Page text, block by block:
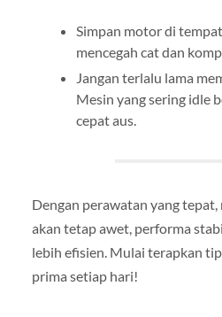
Simpan motor di
mencegah cat dan
Jangan terlalu lama
Mesin yang sering idle
cepat aus.
Dengan perawatan yang
akan tetap awet, performa
lebih efisien. Mulai terapkan
prima setiap hari!